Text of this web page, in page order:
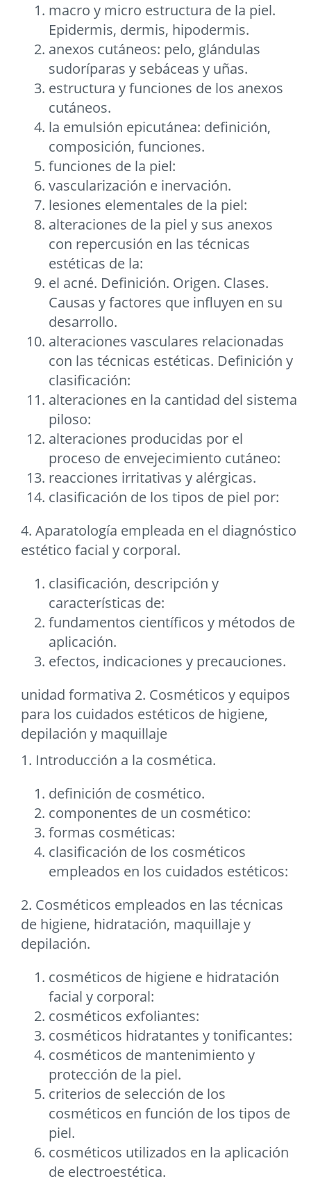
macro y micro estructura de la piel.
Epidermis, dermis, hipodermis.
anexos cutáneos: pelo, glándulas
sudoríparas y sebáceas y uñas.
estructura y funciones de los anexos
cutáneos.
la emulsión epicutánea: definición,
composición, funciones.
funciones de la piel:
vascularización e inervación.
lesiones elementales de la piel:
alteraciones de la piel y sus anexos
con repercusión en las técnicas
estéticas de la:
el acné. Definición. Origen. Clases.
Causas y factores que influyen en su
desarrollo.
alteraciones vasculares relacionadas
con las técnicas estéticas. Definición y
clasificación:
alteraciones en la cantidad del sistema
piloso:
alteraciones producidas por el
proceso de envejecimiento cutáneo:
reacciones irritativas y alérgicas.
clasificación de los tipos de piel por:
4. Aparatología empleada en el diagnóstico
estético facial y corporal.
clasificación, descripción y
características de:
fundamentos científicos y métodos de
aplicación.
efectos, indicaciones y precauciones.
unidad formativa 2. Cosméticos y equipos
para los cuidados estéticos de higiene,
depilación y maquillaje
1. Introducción a la cosmética.
definición de cosmético.
componentes de un cosmético:
formas cosméticas:
clasificación de los cosméticos
empleados en los cuidados estéticos:
2. Cosméticos empleados en las técnicas
de higiene, hidratación, maquillaje y
depilación.
cosméticos de higiene e hidratación
facial y corporal:
cosméticos exfoliantes:
cosméticos hidratantes y tonificantes:
cosméticos de mantenimiento y
protección de la piel.
criterios de selección de los
cosméticos en función de los tipos de
piel.
cosméticos utilizados en la aplicación
de electroestética.